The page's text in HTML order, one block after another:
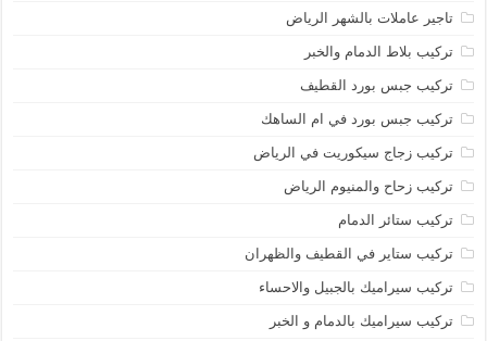
تاجير عاملات بالشهر الرياض
تركيب بلاط الدمام والخبر
تركيب جبس بورد القطيف
تركيب جبس بورد في ام الساهك
تركيب زجاج سيكوريت في الرياض
تركيب زحاح والمنيوم الرياض
تركيب ستائر الدمام
تركيب ستاير في القطيف والظهران
تركيب سيراميك بالجبيل والاحساء
تركيب سيراميك بالدمام و الخبر